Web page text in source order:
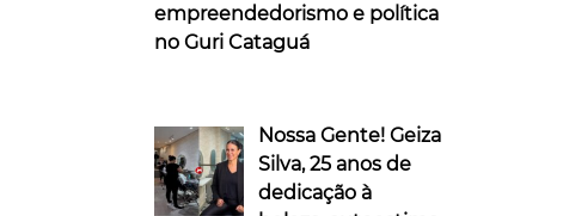
empreendedorismo e política
no Guri Cataguá
Nossa Gente! Geiza
Silva, 25 anos de
dedicação à